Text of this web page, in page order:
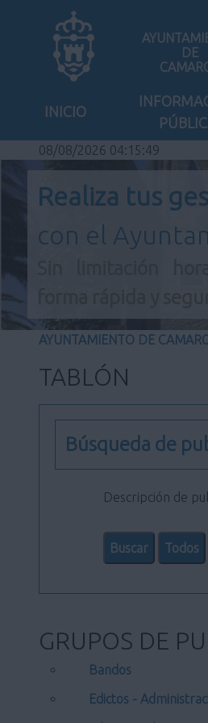
DE
INICIO
08/08/2026 04:15:50
Realiza tus
con el
AYUNTAMIENTO DE
TABLÓN
Búsqueda de
Descripción de
GRUPOS DE
Bandos
Edictos -